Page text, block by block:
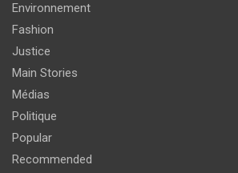
Environnement
Fashion
Justice
Main Stories
Médias
Politique
Popular
Recommended